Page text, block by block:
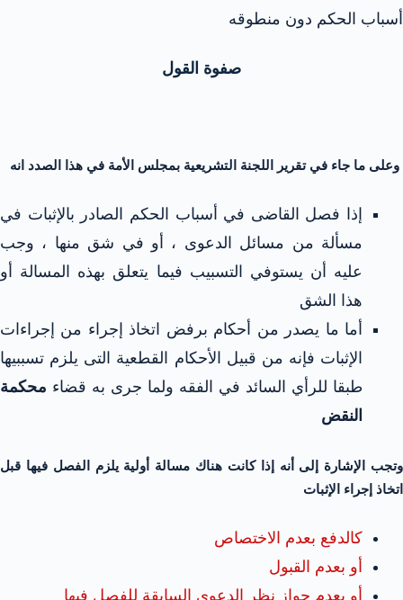
أسباب الحكم دون منطوقه
صفوة القول
وعلى ما جاء في تقرير اللجنة التشريعية بمجلس الأمة في هذا الصدد انه
إذا فصل القاضى في أسباب الحكم الصادر بالإثبات في
مسألة من مسائل الدعوى ، أو في شق منها ، وجب
عليه أن يستوفي التسبيب فيما يتعلق بهذه المسالة أو
هذا الشق
أما ما يصدر من أحكام برفض اتخاذ إجراء من إجراءات
الإثبات فإنه من قبيل الأحكام القطعية التى يلزم تسببيها
طبقا للرأي السائد في الفقه ولما جرى به قضاء محكمة
النقض
وتجب الإشارة إلى أنه إذا كانت هناك مسالة أولية يلزم الفصل فيها قبل
اتخاذ إجراء الإثبات
كالدفع بعدم الاختصاص
أو بعدم القبول
أو بعدم جواز نظر الدعوى السابقة للفصل فيها